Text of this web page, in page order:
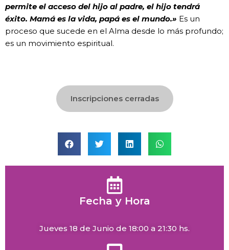
permite el acceso del hijo al padre, el hijo tendrá
éxito. Mamá es la vida, papá es el mundo.» Es un
proceso que sucede en el Alma desde lo más profundo;
es un movimiento espiritual.
Inscripciones cerradas
Fecha y Hora
Jueves 18 de Junio de 18:00 a 21:30 hs.